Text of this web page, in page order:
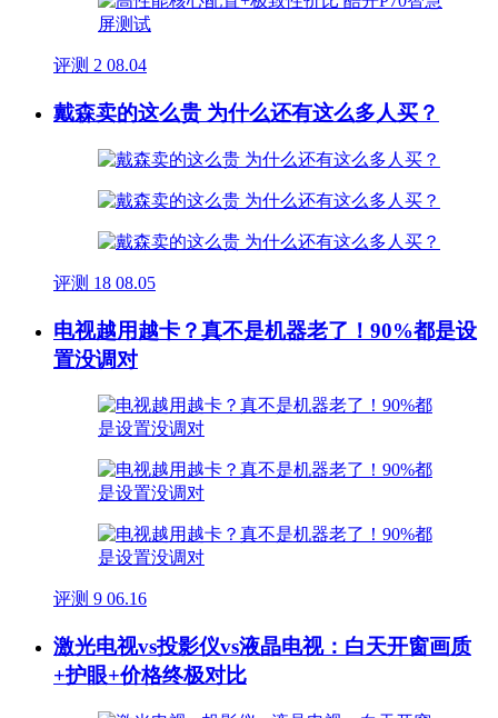
评测 2 08.04
戴森卖的这么贵 为什么还有这么多人买？
评测 18 08.05
电视越用越卡？真不是机器老了！90%都是设
置没调对
评测 9 06.16
激光电视vs投影仪vs液晶电视：白天开窗画质
+护眼+价格终极对比